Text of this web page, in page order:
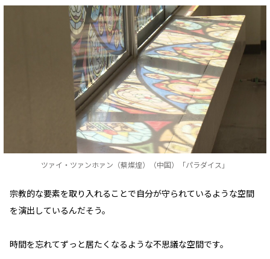
ツァイ・ツァンホァン（蔡燦煌）（中国）「パラダイス」
宗教的な要素を取り入れることで自分が守られているような空間
を演出しているんだそう。
時間を忘れてずっと居たくなるような不思議な空間です。